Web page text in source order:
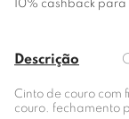
10% cashback
Descrição
Cinto de couro com
couro. fechamento